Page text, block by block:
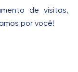
de visitas,
por você!